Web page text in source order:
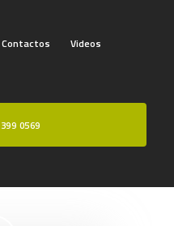
Contactos Videos
0569